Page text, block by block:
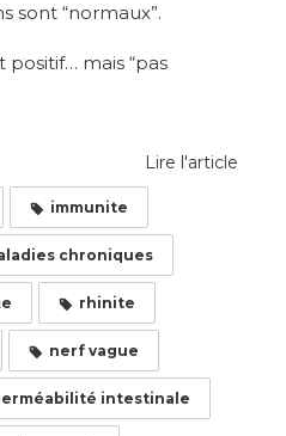
sont “normaux”.
mais “pas
Lire l'article
immunite
chroniques
rhinite
nerf vague
intestinale